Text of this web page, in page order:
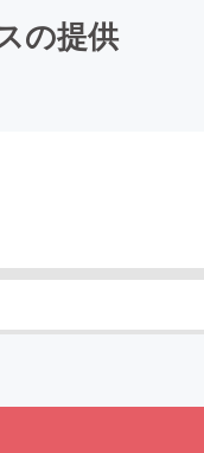
の提供